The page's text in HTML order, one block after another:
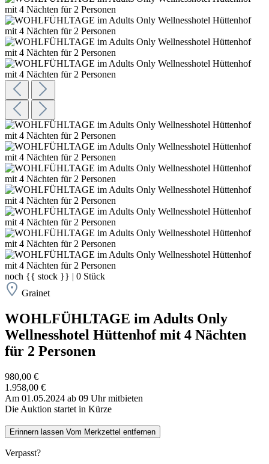
noch {{ stock }} | 0 Stück
Grainet
WOHLFÜHLTAGE im Adults Only
Wellnesshotel Hüttenhof mit 4 Nächten
für 2 Personen
980,00 €
1.958,00 €
Am 01.05.2024 ab 09 Uhr mitbieten
Die Auktion startet in Kürze
Erinnern lassen Vom Merkzettel entfernen
Verpasst?